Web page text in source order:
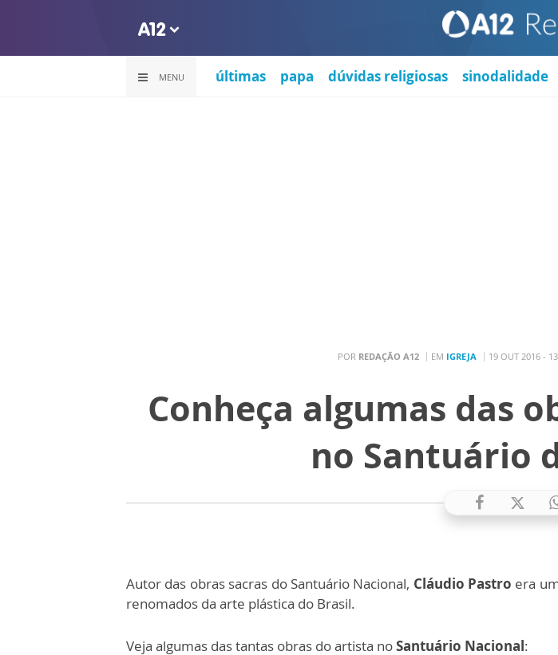
MENU últimas papa dúvidas religiosas sinodalidade
POR REDAÇÃO A12 EM IGREJA 19 OUT 2016 -
Conheça algumas das
no Santuário
Autor das obras sacras do Santuário Nacional, Cláudio Pastro era
renomados da arte plástica do Brasil.
Veja algumas das tantas obras do artista noSantuário Nacional: